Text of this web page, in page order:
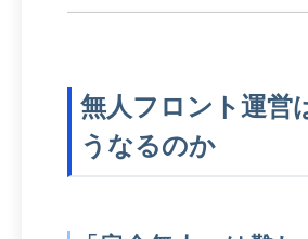
無人フロント運営
うなるのか